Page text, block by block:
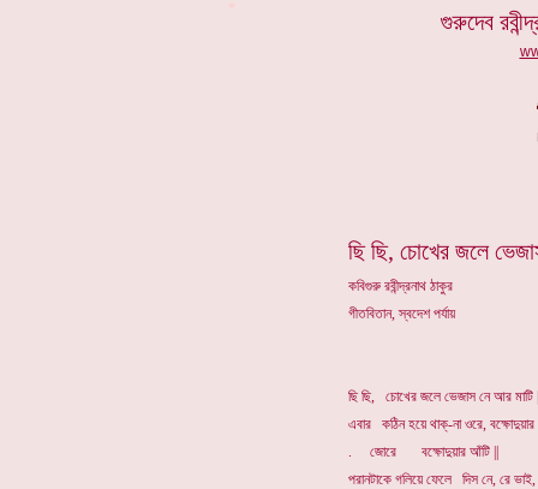
গুরুদেব
ছি ছি, চোখের জলে
কবিগুরু রবীন্দ্রনাথ ঠাকুর
গীতবিতান, স্বদেশ পর্যায়
ছি ছি, চোখের জলে ভেজাস নে আর মাটি |
এবার কঠিন হয়ে থাক্-না ওরে,
. জোরে বক্ষোদুয়ার আঁটি ||
পরানটাকে গলিয়ে ফেলে দিস নে, রে